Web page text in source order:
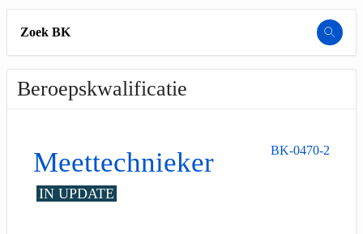
Zoek BK
Beroepskwalificatie
Meettechnieker BK-0470-2
IN UPDATE